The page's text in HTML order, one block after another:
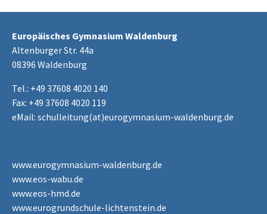
Europäisches Gymnasium Waldenburg
Altenburger Str. 44a
08396 Waldenburg
Tel.: +49 37608 4020 140
Fax: +49 37608 4020 119
eMail: schulleitung(at)eurogymnasium-waldenburg.de
www.eurogymnasium-waldenburg.de
www.eos-wabu.de
www.eos-hmd.de
www.eurogrundschule-lichtenstein.de